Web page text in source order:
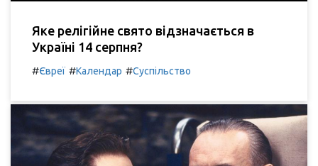
Яке релігійне свято відзначається в
Україні 14 серпня?
#Євреї #Календар #Суспільство